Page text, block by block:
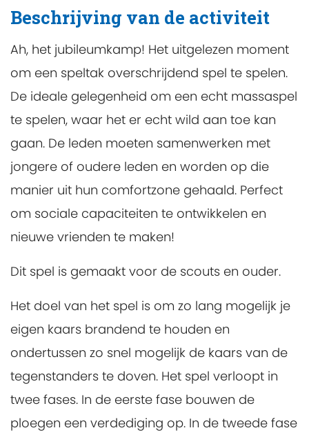
Beschrijving van de activiteit
Ah, het jubileumkamp! Het uitgelezen moment
om een speltak overschrijdend spel te spelen.
De ideale gelegenheid om een echt massaspel
te spelen, waar het er echt wild aan toe kan
gaan. De leden moeten samenwerken met
jongere of oudere leden en worden op die
manier uit hun comfortzone gehaald. Perfect
om sociale capaciteiten te ontwikkelen en
nieuwe vrienden te maken!
Dit spel is gemaakt voor de scouts en ouder.
Het doel van het spel is om zo lang mogelijk je
eigen kaars brandend te houden en
ondertussen zo snel mogelijk de kaars van de
tegenstanders te doven. Het spel verloopt in
twee fases. In de eerste fase bouwen de
ploegen een verdediging op. In de tweede fase